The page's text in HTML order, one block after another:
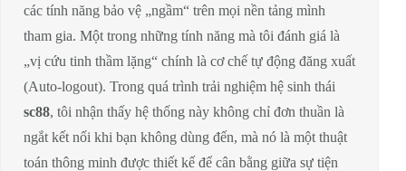
các tính năng bảo vệ „ngầm“ trên mọi nền tảng mình
tham gia. Một trong những tính năng mà tôi đánh giá là
„vị cứu tinh thầm lặng“ chính là cơ chế tự động đăng xuất
(Auto-logout). Trong quá trình trải nghiệm hệ sinh thái
sc88, tôi nhận thấy hệ thống này không chỉ đơn thuần là
ngắt kết nối khi bạn không dùng đến, mà nó là một thuật
toán thông minh được thiết kế để cân bằng giữa sự tiện